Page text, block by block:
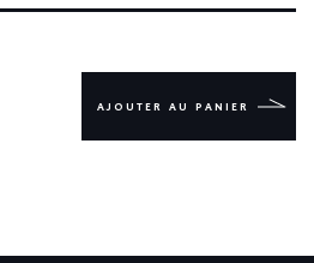
DE
CONSTANCE
MICRODENTÉ
AJOUTER AU PANIER